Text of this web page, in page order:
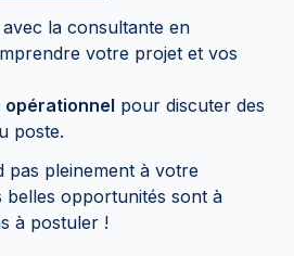
avec la consultante en
votre projet et vos
opérationnel pour discuter des
poste.
pleinement à votre
opportunités sont à
à postuler !